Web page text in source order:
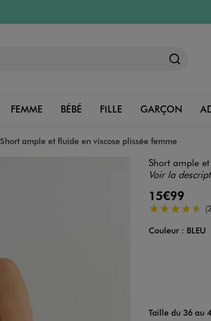
FEMME BÉBÉ FILLE GARÇON
Short ample et fluide en viscose plissée femme
Short ample
Voir la
15€99
4.5/5 de
Couleur
Couleur : BLEU
Taille du 36 au